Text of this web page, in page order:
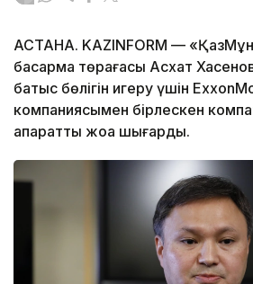
АСТАНА. KAZINFORM —
басқарма төрағасы Асхат
батыс бөлігін игеру үшін
компаниясымен бірлескен
ақпаратты жоққа шығарды.